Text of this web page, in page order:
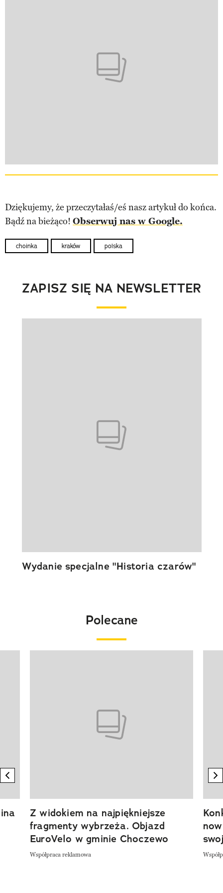
Dziękujemy, że przeczytałaś/eś nasz artykuł do końca.
Bądź na bieżąco! Obserwuj nas w Google.
choinka kraków polska
ZAPISZ SIĘ NA NEWSLETTER
Wydanie specjalne "Historia czarów"
Polecane
previous element
Z widokiem na najpiękniejsze
fragmenty wybrzeża. Objazd
EuroVelo w gminie Choczewo
Współpraca reklamowa